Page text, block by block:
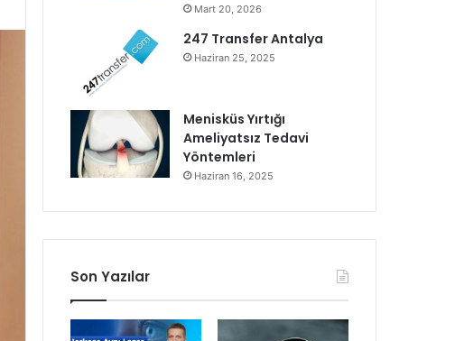
Mart 20, 2026
247 Transfer Antalya
Haziran 25, 2025
Menisküs Yırtığı
Ameliyatsız Tedavi
Yöntemleri
Haziran 16, 2025
Son Yazılar